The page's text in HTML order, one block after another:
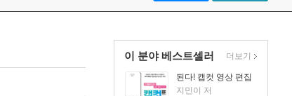
이 분야 베스트셀러
된다! 캡컷 영상 편집
지민이 저
더보기